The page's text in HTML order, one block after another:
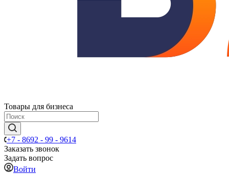
Товары для бизнеса
+7 - 8692 - 99 - 9614
Заказать звонок
Задать вопрос
Войти